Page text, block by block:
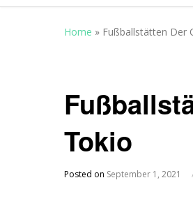
Home » Fußballstätten Der
Tokio
Posted on September 1, 2021